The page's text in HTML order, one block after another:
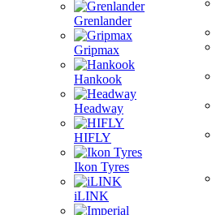
Grenlander
Gripmax
Hankook
Headway
HIFLY
Ikon Tyres
iLINK